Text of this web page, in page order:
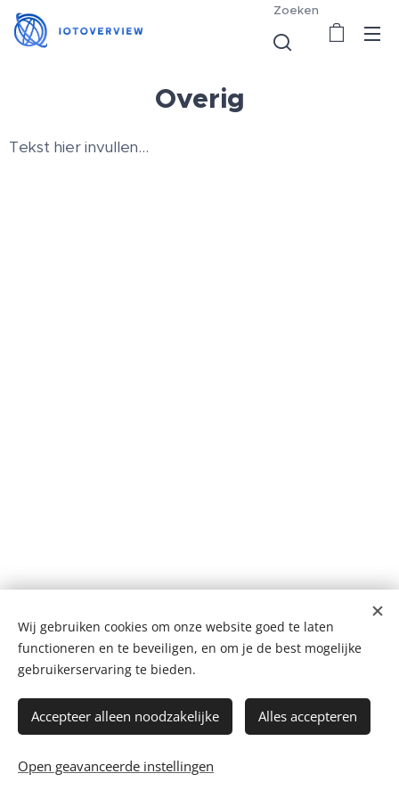
Zoeken
Overig
Tekst hier invullen...
© 2025 All rights reserved
Algemene voorwaarden I Privacy Beleid
Cookies
Nederlands
Wij gebruiken cookies om onze website goed te laten
functioneren en te beveiligen, en om je de best mogelijke
gebruikerservaring te bieden.
Accepteer alleen noodzakelijke Alles accepteren
Open geavanceerde instellingen